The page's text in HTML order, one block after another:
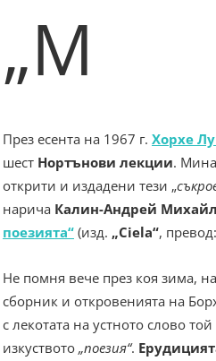
„М
През есента на 1967 г. Хорхе
шест Нортънови лекции.
открити и издадени тези „
нарича Калин-Андрей
поезията“ (изд. „Ciela“, превод:
Не помня вече през коя зима,
сборник и откровенията на
с лекотата на устното слово
изкуството „поезия“.